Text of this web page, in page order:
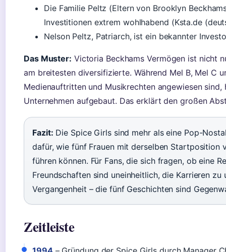
Die Familie Peltz (Eltern von Brooklyn
Investitionen extrem wohlhabend (Ksta.de
Nelson Peltz, Patriarch, ist ein bekannter
Das Muster: Victoria Beckhams Vermögen ist nicht
am breitesten diversifizierte. Während Mel B, Mel C
Medienauftritten und Musikrechten angewiesen
Unternehmen aufgebaut. Das erklärt den großen
Fazit: Die Spice Girls sind mehr als eine Pop-
dafür, wie fünf Frauen mit derselben Startposition
führen können. Für Fans, die sich fragen, ob eine
Freundschaften sind uneinheitlich, die Karrieren
Vergangenheit – die fünf Geschichten sind
Zeitleiste